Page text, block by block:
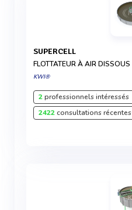
SUPERCELL
FLOTTATEUR À AIR DISSOUS
KWI®
2professionnels intéressés
2422consultations récentes